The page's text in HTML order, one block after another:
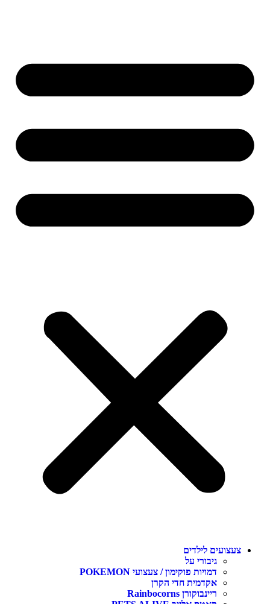
לילדים
גיבורי על
דמויות פוקימון / צעצועי POKEMON
אקדמית חדי הקרן
ריינבוקורן Rainbocorns